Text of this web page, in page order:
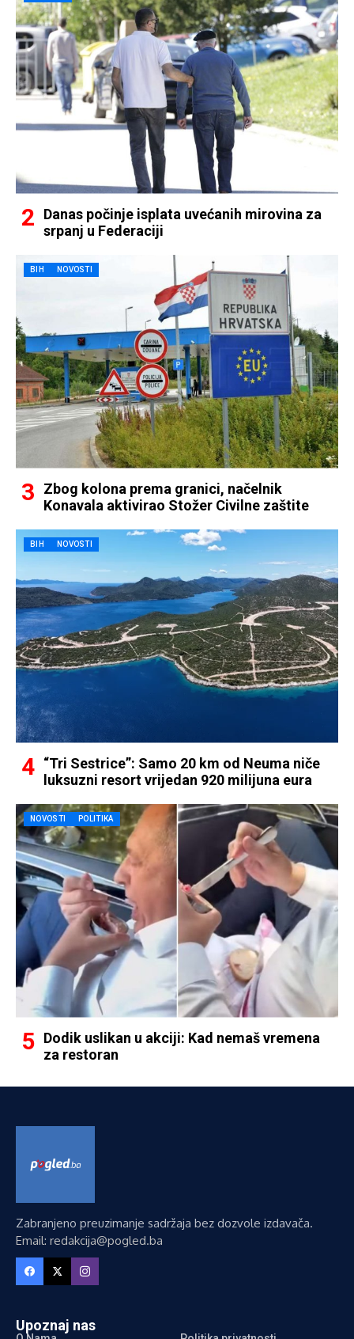
Danas počinje isplata uvećanih mirovina za
srpanj u Federaciji
BIH NOVOSTI
Zbog kolona prema granici, načelnik
Konavala aktivirao Stožer Civilne zaštite
BIH NOVOSTI
“Tri Sestrice”: Samo 20 km od Neuma niče
luksuzni resort vrijedan 920 milijuna eura
NOVOSTI POLITIKA
Dodik uslikan u akciji: Kad nemaš vremena
za restoran
Zabranjeno preuzimanje sadržaja bez dozvole izdavača.
Email: redakcija@pogled.ba
Upoznaj nas